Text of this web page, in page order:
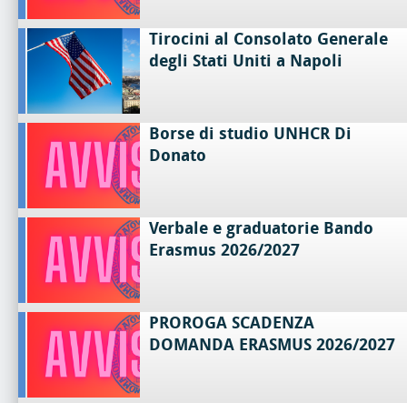
Tirocini al Consolato Generale
degli Stati Uniti a Napoli
Borse di studio UNHCR Di
Donato
Verbale e graduatorie Bando
Erasmus 2026/2027
PROROGA SCADENZA
DOMANDA ERASMUS 2026/2027